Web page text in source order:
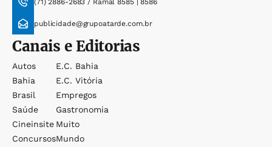
(71) 2886-2683 / Ramal 8585 | 8586
publicidade@grupoatarde.com.br
Canais e Editorias
Autos
Bahia
Brasil
Saúde
Cineinsite
Concursos
E.c. Bahia
E.c. Vitória
Empregos
Gastronomia
Muito
Mundo